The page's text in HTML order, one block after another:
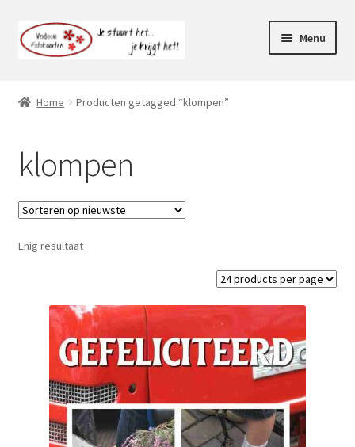
Ga
door
Ga
naar
Menu
Mijn account
Home Producten getagged “klompen”
klompen
Enig resultaat